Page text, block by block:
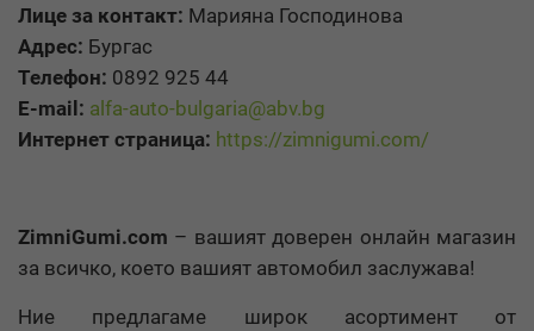
Лице за контакт: Марияна Господинова
Адрес: Бургас
Телефон: 0892 925 44
E-mail: alfa-auto-bulgaria@abv.bg
Интернет страница: https://zimnigumi.com/
ZimniGumi.com – вашият доверен онлайн магазин
за всичко, което вашият автомобил заслужава!
Ние предлагаме широк асортимент от